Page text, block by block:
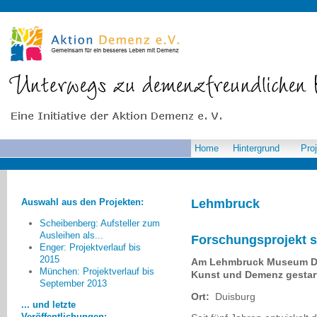
Lehmbruck
Forschungsprojekt
Am Lehmbruck Museum
Kunst und Demenz
Ort:
Duisburg
Home Hintergrund
Auswahl aus den Projekten:
Scheibenberg: Aufsteller zum
Ausleihen als...
Enger: Projektverlauf bis
2015
München: Projektverlauf bis
September 2013
... und letzte
Die Akteure, die Menschen mit
Demenz im alltäglichen Leben
begegnen, müssen noch viel